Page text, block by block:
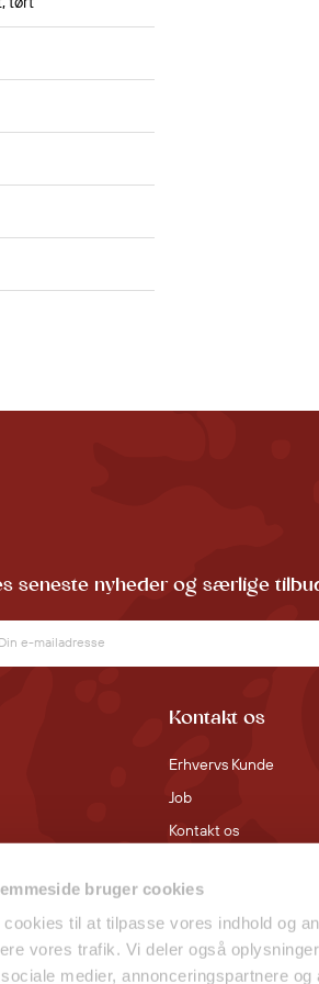
bruger cookies
cookies til at tilpasse vores indhold og
vores trafik. Vi deler også
medier, annonceringspartnere
seneste nyheder og særlige
Kontakt os
Erhvervs Kunde
Job
Kontakt os